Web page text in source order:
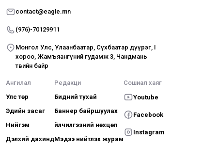
contact@eagle.mn
(976)-70129911
Монгол Улс, Улаанбаатар, Сүхбаатар дүүрэг, I
хороо, Жамъяангүний гудамж 3, Чандмань
төвийн байр
Ангилал
Улс төр
Эдийн засаг
Нийгэм
Дэлхий дахинд
Редакци
Бидний тухай
Баннер байршуулах
Үйлчилгээний нөхцөл
Мэдээ нийтлэх журам
Сошиал хаяг
Youtube
Facebook
Instagram